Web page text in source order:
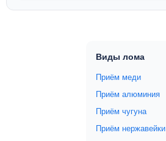
Виды лома
Приём меди
Приём алюминия
Приём чугуна
Приём нержавейки